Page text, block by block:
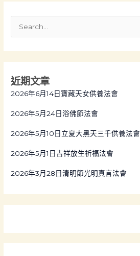
c
h
f
:
近期文章
2026年6月14日寶藏天女供養法會
2026年5月24日浴佛節法會
2026年5月10日立夏大黑天三千供養法會
2026年5月1日吉祥放生祈福法會
2026年3月28日清明節光明真言法會